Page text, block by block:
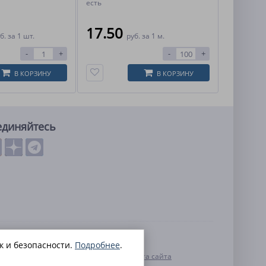
за 1 шт.
- +
В КОРЗИНУ
есть
17.50 руб. за 1 м.
- +
В КОРЗИНУ
данных
Карта сайта
и безопасности. Подробнее.